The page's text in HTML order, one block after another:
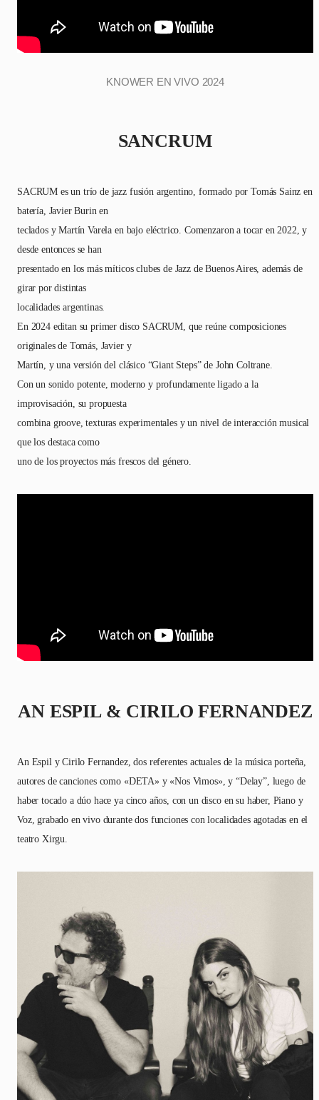
KNOWER EN VIVO 2024
SANCRUM
SACRUM es un trío de jazz fusión argentino, formado por Tomás Sainz en
batería, Javier Burin en
teclados y Martín Varela en bajo eléctrico. Comenzaron a tocar en 2022, y
desde entonces se han
presentado en los más míticos clubes de Jazz de Buenos Aires, además de
girar por distintas
localidades argentinas.
En 2024 editan su primer disco SACRUM, que reúne composiciones
originales de Tomás, Javier y
Martín, y una versión del clásico “Giant Steps” de John Coltrane.
Con un sonido potente, moderno y profundamente ligado a la
improvisación, su propuesta
combina groove, texturas experimentales y un nivel de interacción musical
que los destaca como
uno de los proyectos más frescos del género.
AN ESPIL & CIRILO FERNANDEZ
An Espil y Cirilo Fernandez, dos referentes actuales de la música porteña,
autores de canciones como «DETA» y «Nos Vimos», y “Delay”, luego de
haber tocado a dúo hace ya cinco años, con un disco en su haber, Piano y
Voz, grabado en vivo durante dos funciones con localidades agotadas en el
teatro Xirgu.